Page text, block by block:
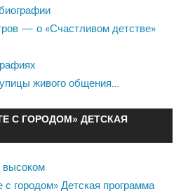
— о «Счастливом детстве»
живого общения…
С ГОРОДОМ» ДЕТСКАЯ
высоком
городом» Детская программа